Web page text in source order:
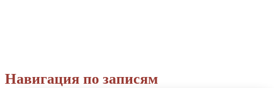
Навигация по записям